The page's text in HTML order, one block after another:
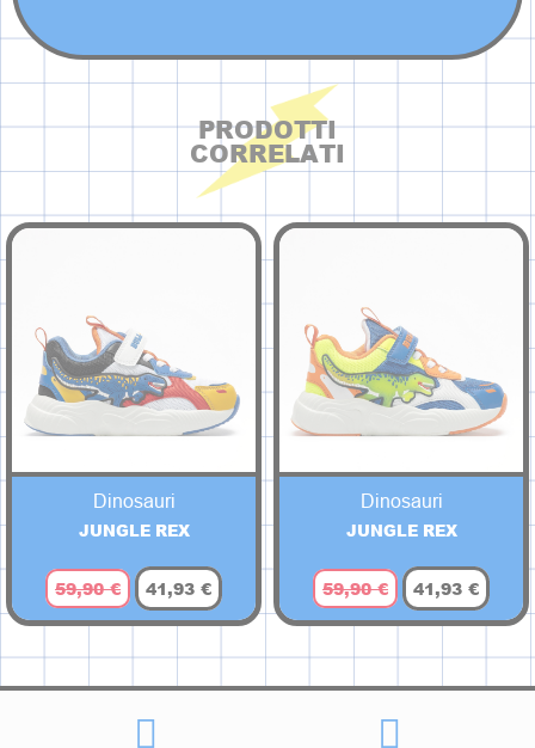
PRODOTTI
CORRELATI
Dinosauri
JUNGLE REX
59,90 € 41,93 €
Dinosauri
JUNGLE REX
59,90 € 41,93 €